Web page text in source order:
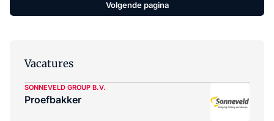
Volgende pagina
Vacatures
SONNEVELD GROUP B.V.
Proefbakker